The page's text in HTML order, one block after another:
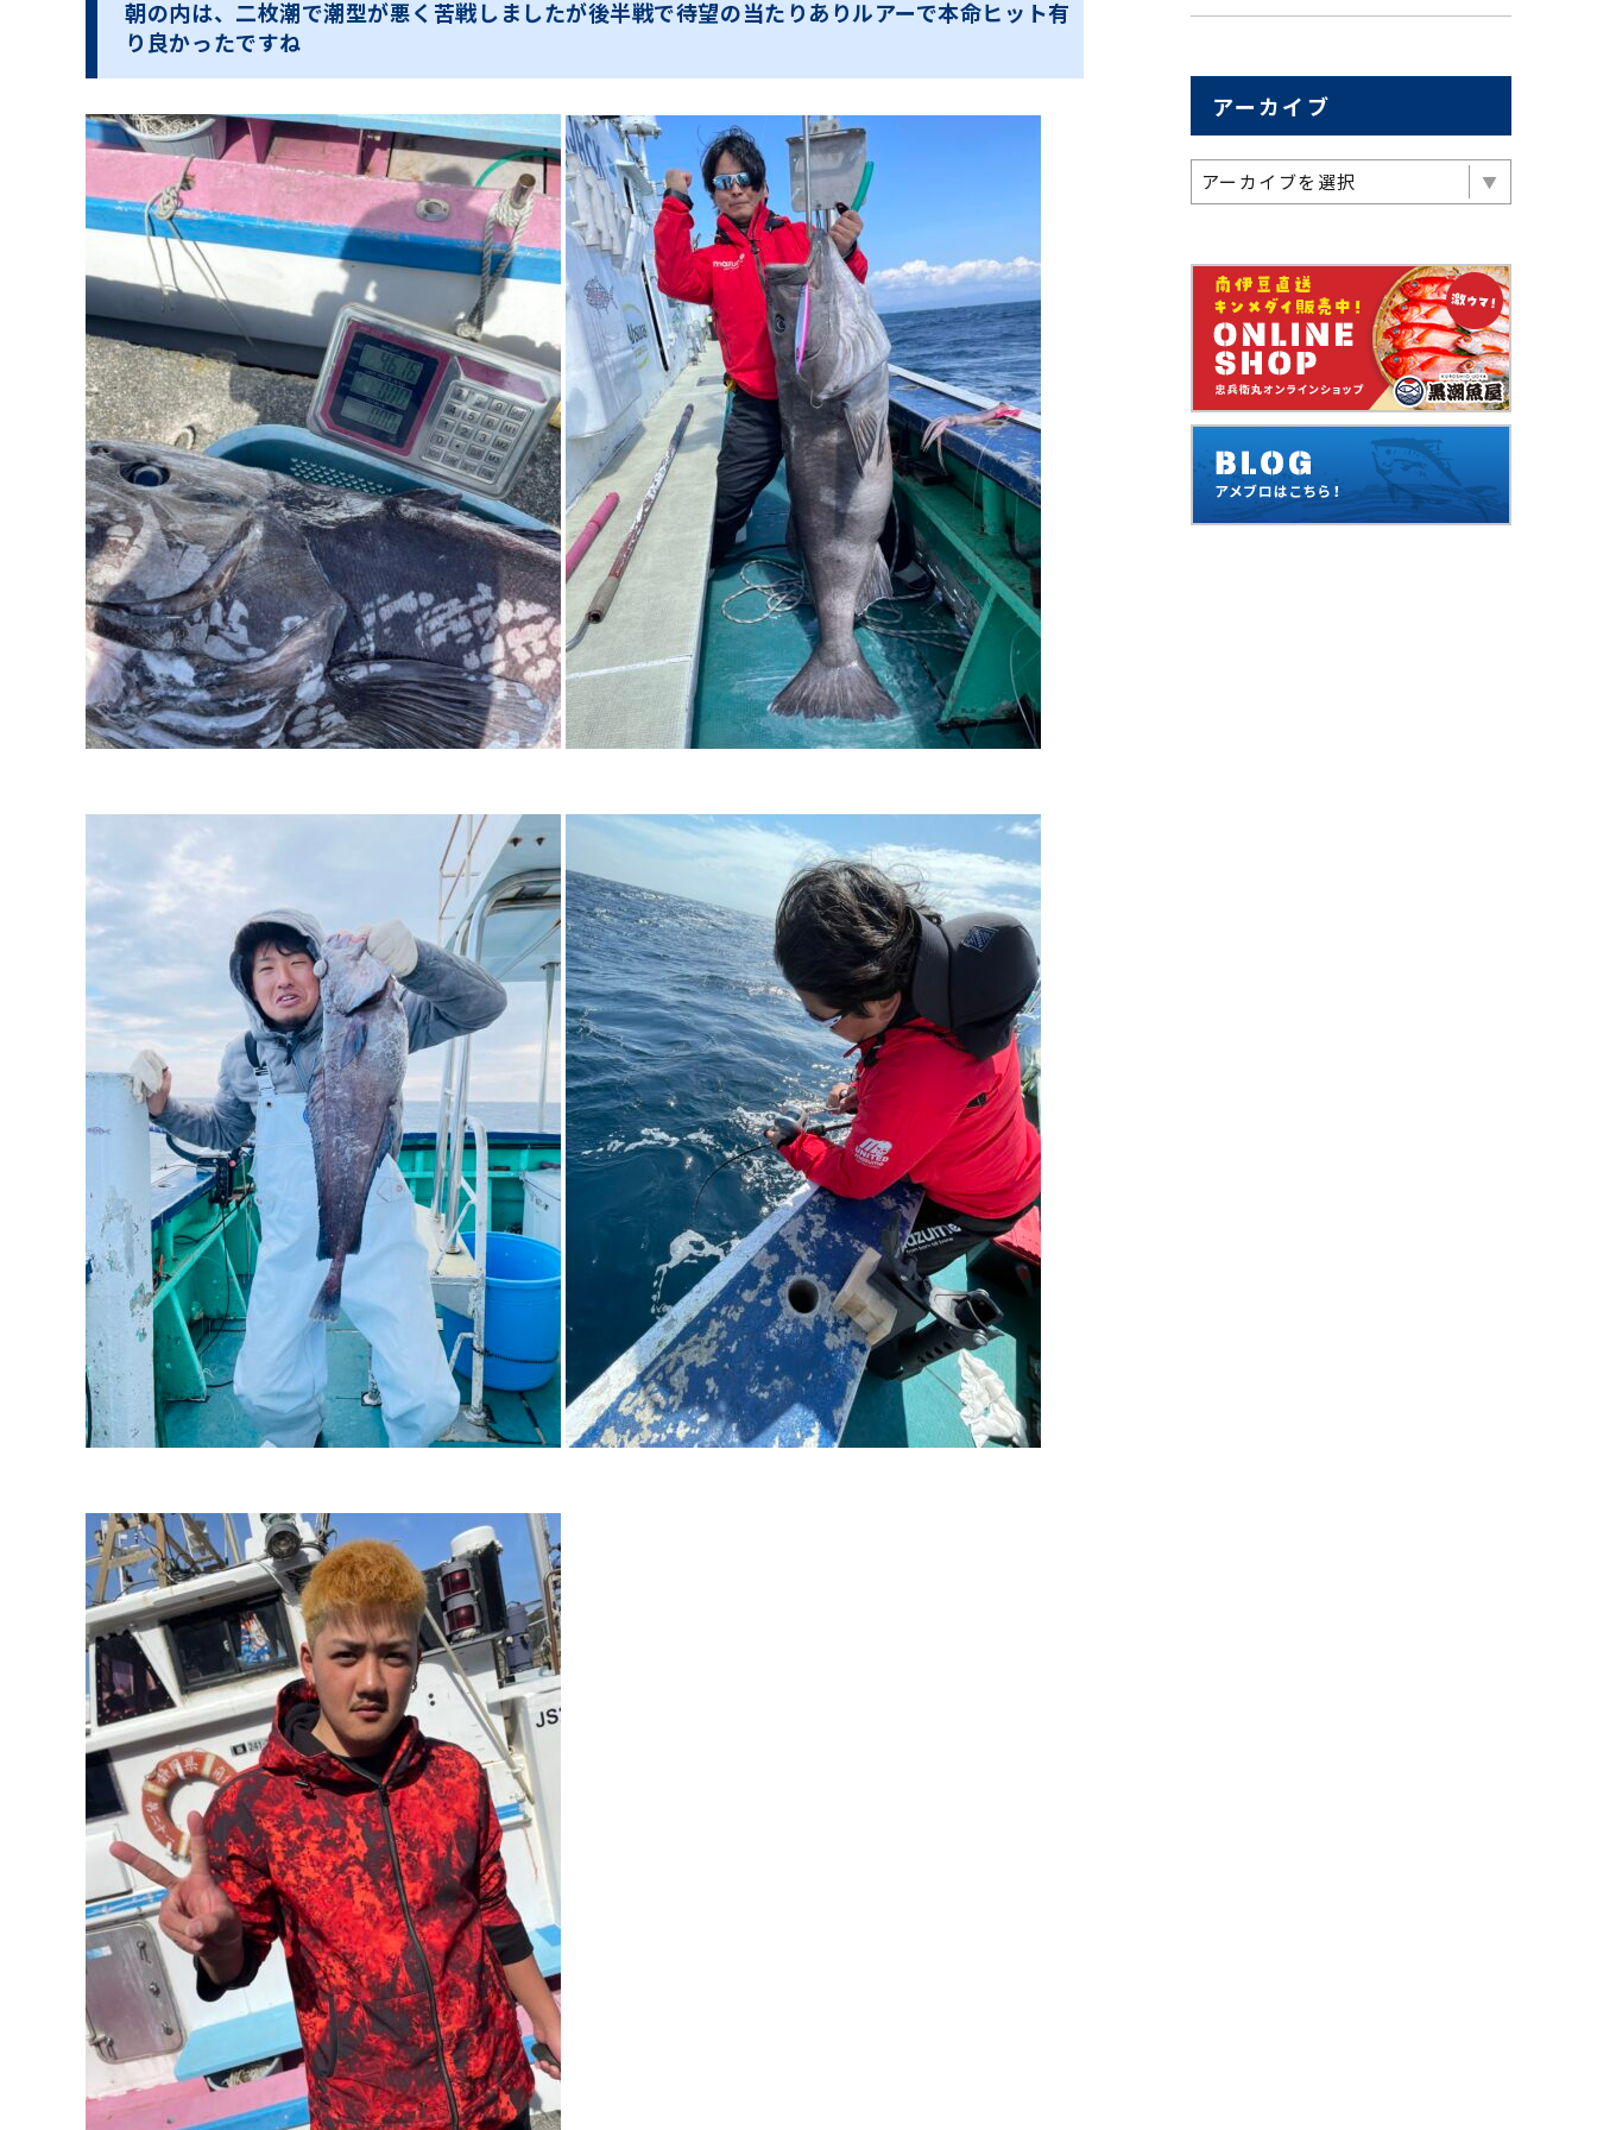
朝の内は、二枚潮で潮型が悪く苦戦しましたが後半戦で待望の当たりありルアーで本命ヒット有
り良かったですね
アーカイブ
アーカイブを選択